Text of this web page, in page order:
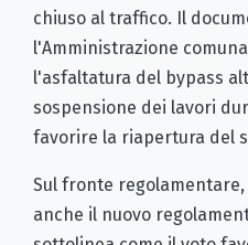
chiuso al traffico. Il
l'Amministrazione
l'asfaltatura del bypass
sospensione dei lavori
favorire la riapertura del
Sul fronte
anche il nuovo